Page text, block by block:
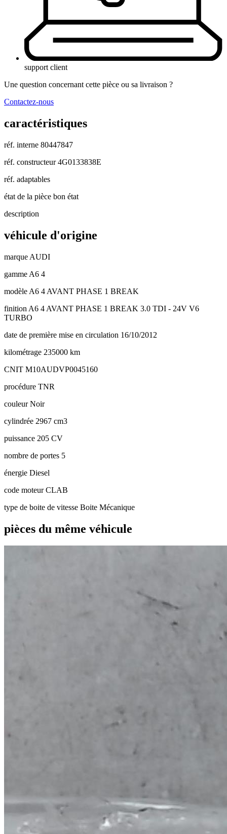
support client
Une question concernant cette pièce ou sa livraison ?
Contactez-nous
caractéristiques
réf. interne 80447847
réf. constructeur 4G0133838E
réf. adaptables
état de la pièce bon état
description
véhicule d'origine
marque AUDI
gamme A6 4
modèle A6 4 AVANT PHASE 1 BREAK
finition A6 4 AVANT PHASE 1 BREAK 3.0 TDI - 24V V6
TURBO
date de première mise en circulation 16/10/2012
kilométrage 235000 km
CNIT M10AUDVP0045160
procédure TNR
couleurNoir
cylindrée 2967 cm3
puissance 205 CV
nombre de portes 5
énergie Diesel
code moteurCLAB
type de boite de vitesse Boite Mécanique
pièces du même véhicule